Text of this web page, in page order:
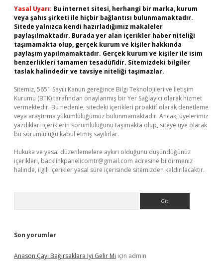
Yasal Uyarı: Bu internet sitesi, herhangi bir marka, kurum
veya şahıs şirketi ile hiçbir bağlantısı bulunmamaktadır.
Sitede yalnızca kendi hazırladığımız makaleler
paylaşılmaktadır. Burada yer alan içerikler haber niteliği
taşımamakta olup, gerçek kurum ve kişiler hakkında
paylaşım yapılmamaktadır. Gerçek kurum ve kişiler ile isim
benzerlikleri tamamen tesadüfidir. Sitemizdeki bilgiler
taslak halindedir ve tavsiye niteliği taşımazlar.
Sitemiz, 5651 Sayılı Kanun gereğince Bilgi Teknolojileri ve İletişim
Kurumu (BTK) tarafından onaylanmış bir Yer Sağlayıcı olarak hizmet
vermektedir. Bu nedenle, sitedeki içerikleri proaktif olarak denetleme
veya araştırma yükümlülüğümüz bulunmamaktadır. Ancak, üyelerimiz
yazdıkları içeriklerin sorumluluğunu taşımakta olup, siteye üye olarak
bu sorumluluğu kabul etmiş sayılırlar.
Hukuka ve yasal düzenlemelere aykırı olduğunu düşündüğünüz
içerikleri, backlinkpanelicomtr@gmail.com adresine bildirmeniz
halinde, ilgili içerikler yasal süre içerisinde sitemizden kaldırılacaktır.
Son yorumlar
Anason Çayı Bağırsaklara Iyi Gelir Mi için admin